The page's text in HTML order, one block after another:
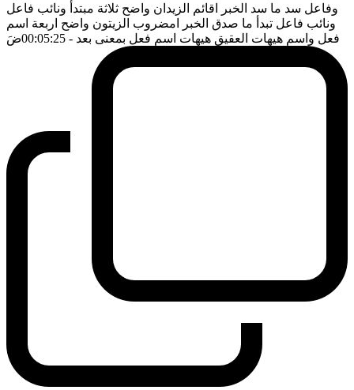
وفاعل سد ما سد الخبر اقائم الزيدان واضح ثلاثة مبتدأ ونائب فاعل
ونائب فاعل تبدأ ما صدق الخبر امضروب الزيتون واضح اربعة اسم
فعل واسم هيهات العقيق هيهات اسم فعل بمعنى بعد - 00:05:25 ضَ